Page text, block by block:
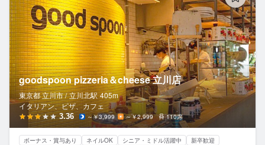
goodspoon pizzeria＆cheese 立川店
東京都 立川市 / 立川北駅 405m
イタリアン、ピザ、カフェ
3.36 ～￥3,999 ～￥2,999 110席
ボーナス・賞与あり ネイルOK シニア・ミドル活躍中 新卒歓迎